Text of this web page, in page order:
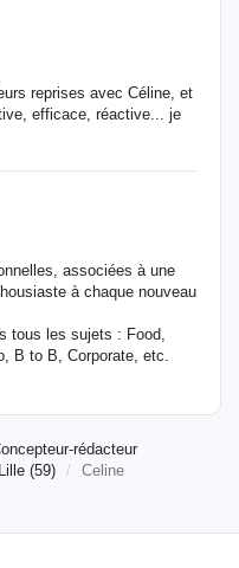
reprises avec Céline, et
efficace, réactive... je
associées à une
à chaque nouveau
tous les sujets : Food,
B to B, Corporate, etc.
rédacteur
(59)
Celine